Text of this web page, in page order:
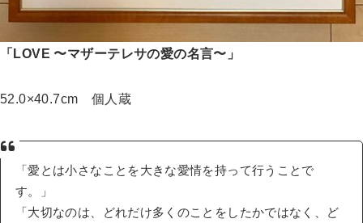
「LOVE 〜マザーテレサの愛の名言〜」
52.0×40.7cm 個人蔵
「愛とは小さなことを大きな愛情を持って行うことで
す。」
「大切なのは、どれだけ多くのことをしたかではなく、ど